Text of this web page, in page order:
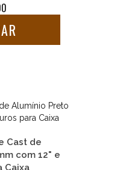
Cast de
com 12" e
Caixa